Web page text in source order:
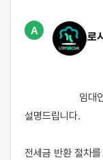
A
로
설명드립니다.
전세금 반환 절차